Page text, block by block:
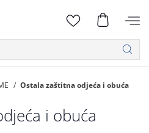
Ostala zaštitna odjeća i obuća
i obuća